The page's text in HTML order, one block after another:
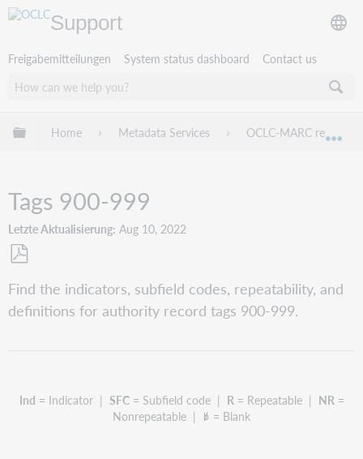
Support
Freigabemitteilungen System status dashboard Contact us
Globale Hierarchie expandieren/verbergen
Home Metadata Services OCLC-MARC records
Tags 900-999
Letzte Aktualisierung Aug 10, 2022
PDF
speichern
Find the indicators, subfield codes, repeatability, and
definitions for authority record tags 900-999.
Ind = Indicator | SFC= Subfield code | R = Repeatable | NR =
Nonrepeatable |
= Blank